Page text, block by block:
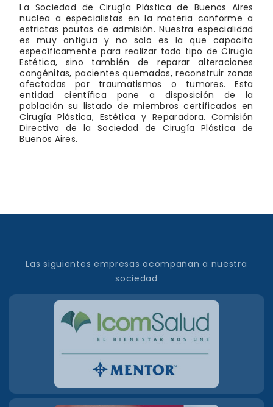
La Sociedad de Cirugía Plástica de Buenos Aires
nuclea a especialistas en la materia conforme a
estrictas pautas de admisión. Nuestra especialidad
es muy antigua y no solo es la que capacita
específicamente para realizar todo tipo de Cirugía
Estética, sino también de reparar alteraciones
congénitas, pacientes quemados, reconstruir zonas
afectadas por traumatismos o tumores. Esta
entidad científica pone a disposición de la
población su listado de miembros certificados en
Cirugía Plástica, Estética y Reparadora. Comisión
Directiva de la Sociedad de Cirugía Plástica de
Buenos Aires.
Las siguientes empresas acompañan a nuestra
sociedad